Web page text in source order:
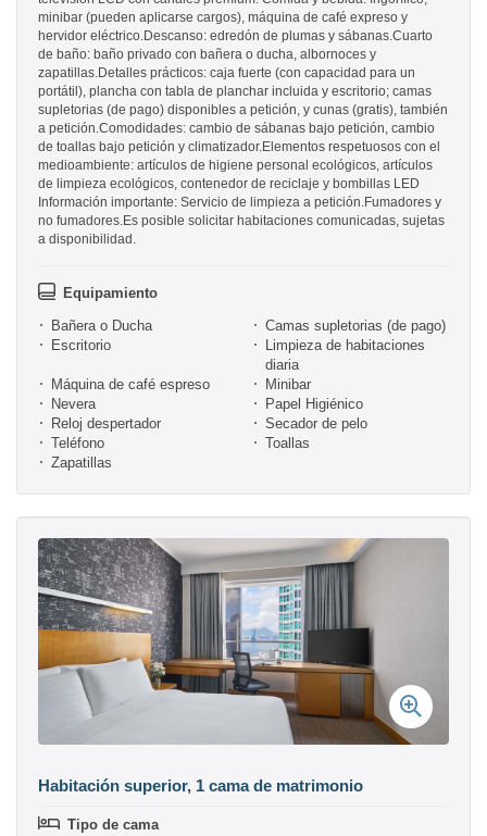
minibar (pueden aplicarse cargos), máquina de café expreso y
hervidor eléctrico.Descanso: edredón de plumas y sábanas.Cuarto
de baño: baño privado con bañera o ducha, albornoces y
zapatillas.Detalles prácticos: caja fuerte (con capacidad para un
portátil), plancha con tabla de planchar incluida y escritorio; camas
supletorias (de pago) disponibles a petición, y cunas (gratis), también
a petición.Comodidades: cambio de sábanas bajo petición, cambio
de toallas bajo petición y climatizador.Elementos respetuosos con el
medioambiente: artículos de higiene personal ecológicos, artículos
de limpieza ecológicos, contenedor de reciclaje y bombillas LED
Información importante: Servicio de limpieza a petición.Fumadores y
no fumadores.Es posible solicitar habitaciones comunicadas, sujetas
a disponibilidad.
Equipamiento
Bañera o Ducha
Camas supletorias (de pago)
Escritorio
Limpieza de habitaciones
diaria
Máquina de café espreso
Minibar
Nevera
Papel Higiénico
Reloj despertador
Secador de pelo
Teléfono
Toallas
Zapatillas
Habitación superior, 1 cama de matrimonio
Tipo de cama